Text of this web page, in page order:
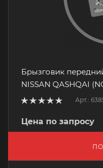
Брызговик
NISSAN QASHQAI
Арт.:
Цена по запросу